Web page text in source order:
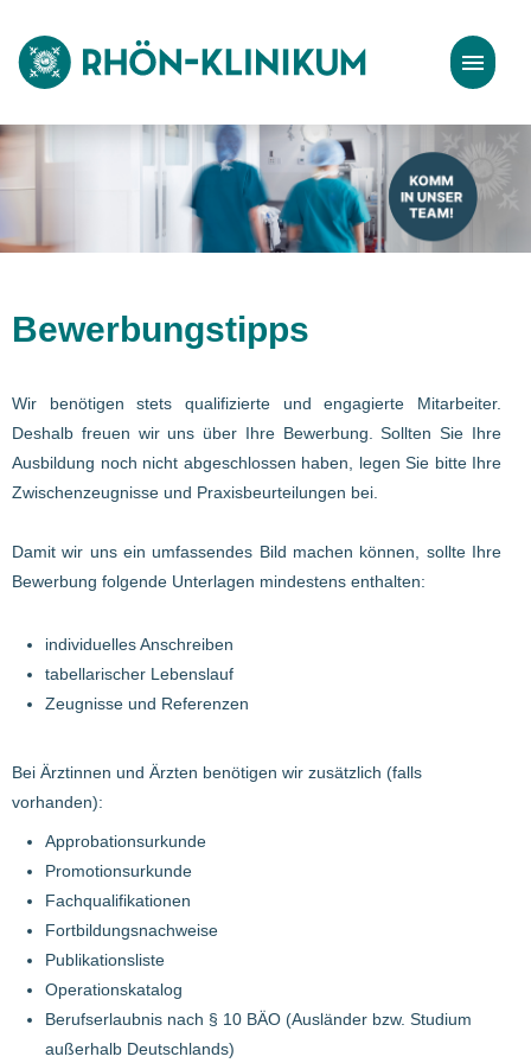
Stellenangebote
Bewerbungstipps
Bewerbungstipps
Wir benötigen stets qualifizierte und engagierte Mitarbeiter.
Deshalb freuen wir uns über Ihre Bewerbung. Sollten Sie Ihre
Ausbildung noch nicht abgeschlossen haben, legen Sie bitte Ihre
Zwischenzeugnisse und Praxisbeurteilungen bei.
Damit wir uns ein umfassendes Bild machen können, sollte Ihre
Bewerbung folgende Unterlagen mindestens enthalten:
individuelles Anschreiben
tabellarischer Lebenslauf
Zeugnisse und Referenzen
Bei Ärztinnen und Ärzten benötigen wir zusätzlich (falls
vorhanden):
Approbationsurkunde
Promotionsurkunde
Fachqualifikationen
Fortbildungsnachweise
Publikationsliste
Operationskatalog
Berufserlaubnis nach § 10 BÄO (Ausländer bzw. Studium
außerhalb Deutschlands)